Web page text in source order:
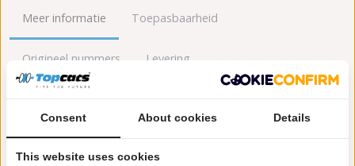
Meer informatie Toepasbaarheid
Origineel nummers Levering
Lengte [mm]:550
Gewicht [kg]:
Materiaal:Siliciumcarbide
Emissienorm:Euro 5
Consent About cookies Details
This website uses cookies